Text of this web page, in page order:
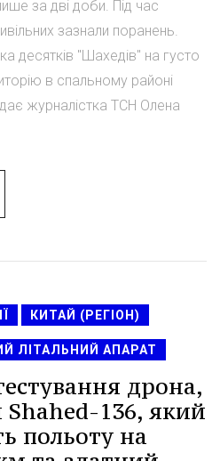
за дві доби. Під час
зазнали поранень.
десятків "Шахедів" на густо
в спальному районі
журналістка ТСН Олена
КИТАЙ (РЕГІОН)
ЛІТАЛЬНИЙ АПАРАТ
дрона,
136, який
польоту на